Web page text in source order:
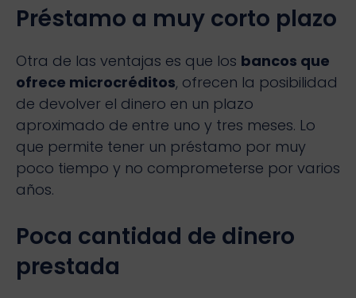
Préstamo a muy corto plazo
Otra de las ventajas es que los bancos que
ofrece microcréditos, ofrecen la posibilidad
de devolver el dinero en un plazo
aproximado de entre uno y tres meses. Lo
que permite tener un préstamo por muy
poco tiempo y no comprometerse por varios
años.
Poca cantidad de dinero
prestada